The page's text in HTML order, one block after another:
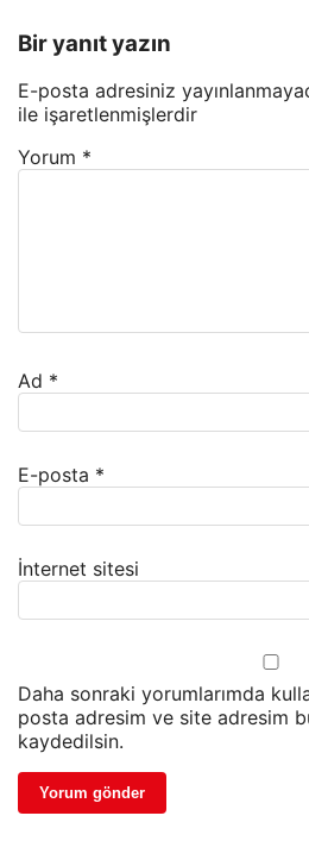
Bir yanıt yazın
E-posta adresiniz
ile işaretlenmişlerdir
Yorum *
Ad *
E-posta *
İnternet sitesi
Daha sonraki yorumlarımda
posta adresim ve site adresim
kaydedilsin.